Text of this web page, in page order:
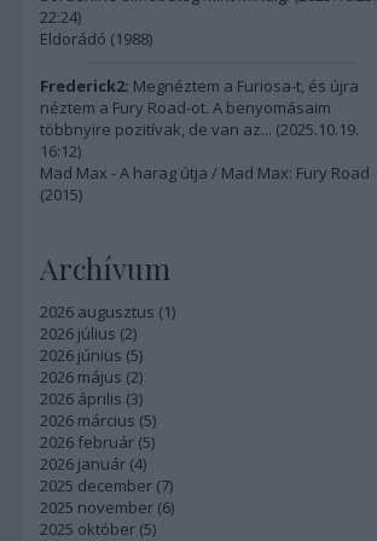
22:24)
Eldorádó (1988)
Frederick2: Megnéztem a Furiosa-t, és újra
néztem a Fury Road-ot. A benyomásaim
többnyire pozitívak, de van az... (2025.10.19.
16:12)
Mad Max - A harag útja / Mad Max: Fury Road
(2015)
Archívum
2026 augusztus (1)
2026 július (2)
2026 június (5)
2026 május (2)
2026 április (3)
2026 március (5)
2026 február (5)
2026 január (4)
2025 december (7)
2025 november (6)
2025 október (5)